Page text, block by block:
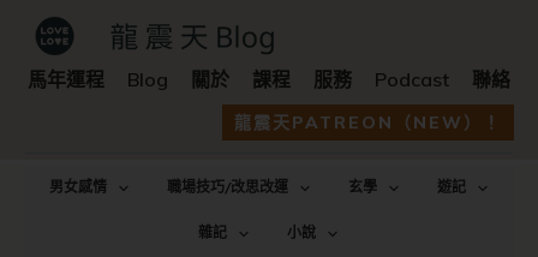
馬年運程 Blog 關於 課程 服務 Podcast 聯絡
龍震天PATREON（NEW）！
男女感情 職場技巧/改思改運 玄學
遊記
雜記
小說